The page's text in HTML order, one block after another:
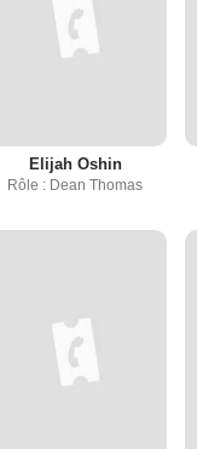
Elijah Oshin
Rôle : Dean Thomas